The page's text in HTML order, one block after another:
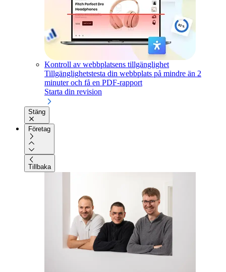
Kontroll av webbplatsens tillgänglighet
Tillgänglighetstesta din webbplats på mindre än 2
minuter och få en PDF-rapport
Starta din revision
Stäng
Företag
Tillbaka